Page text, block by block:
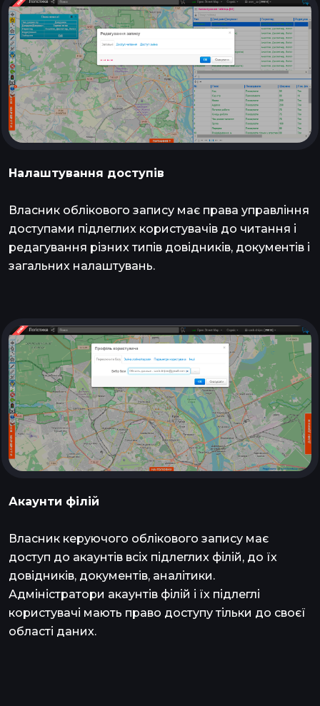
Налаштування доступів
Власник облікового запису має права управління
доступами підлеглих користувачів до читання і
редагування різних типів довідників, документів і
загальних налаштувань.
Акаунти філій
Власник керуючого облікового запису має
доступ до акаунтів всіх підлеглих філій, до їх
довідників, документів, аналітики.
Адміністратори акаунтів філій і їх підлеглі
користувачі мають право доступу тільки до своєї
області даних.